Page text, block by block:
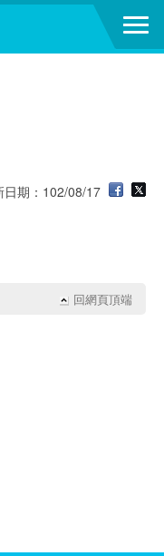
日期：102/08/17
回網頁頂端